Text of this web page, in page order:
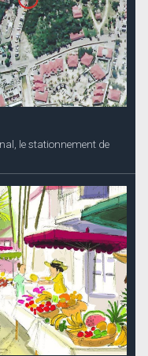
le stationnement de